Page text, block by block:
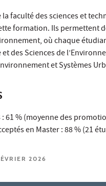
faculté des sciences et
formation. Ils permettent
où chaque
des Sciences de
et Systèmes
61 % (moyenne des
en Master : 88 % (21
2026